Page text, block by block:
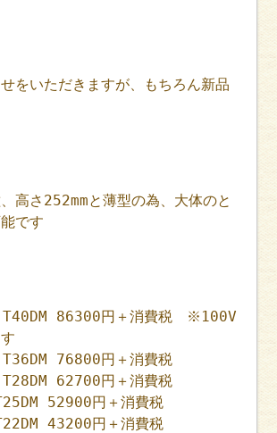
をいただきますが、もちろん新品
高さ252mmと薄型の為、大体のと
です
86300円＋消費税 ※100V
76800円＋消費税
62700円＋消費税
52900円＋消費税
43200円＋消費税